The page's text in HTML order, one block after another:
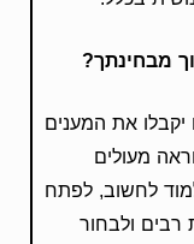
מבחינתך?
יקבלו את המענים
מעולים
לחשוב, לפתח
רבים ולבחור